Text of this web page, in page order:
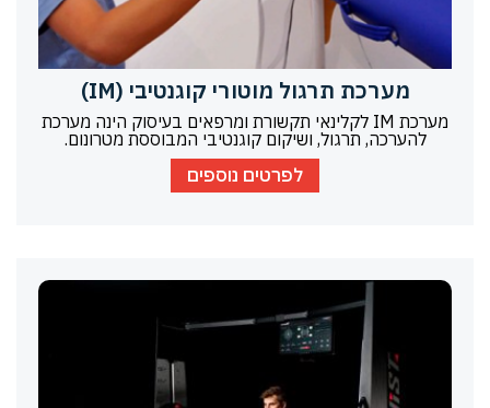
מערכת תרגול מוטורי קוגנטיבי (IM)
מערכת IM לקלינאי תקשורת ומרפאים בעיסוק הינה מערכת
להערכה, תרגול, ושיקום קוגנטיבי המבוססת מטרונום.
לפרטים נוספים